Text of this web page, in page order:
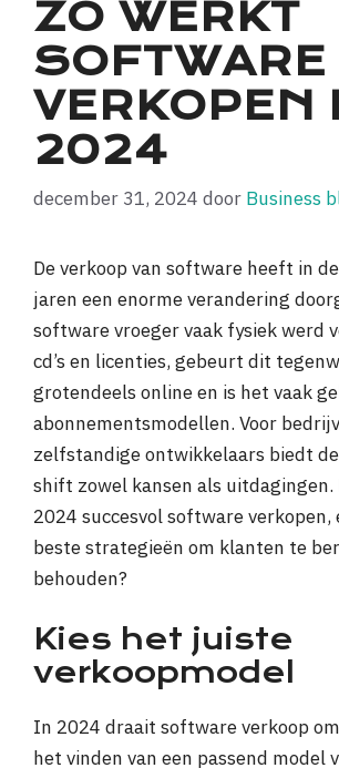
ZO WERKT
SOFTWARE
VERKOPEN
2024
december 31, 2024 door Business
De verkoop van software heeft in
jaren een enorme verandering
software vroeger vaak fysiek werd
cd’s en licenties, gebeurt dit
grotendeels online en is het vaak
abonnementsmodellen. Voor
zelfstandige ontwikkelaars biedt
shift zowel kansen als uitdagingen.
2024 succesvol software
beste strategieën om klanten te
behouden?
Kies het juiste
verkoopmodel
In 2024 draait software verkoop
het vinden van een passend model